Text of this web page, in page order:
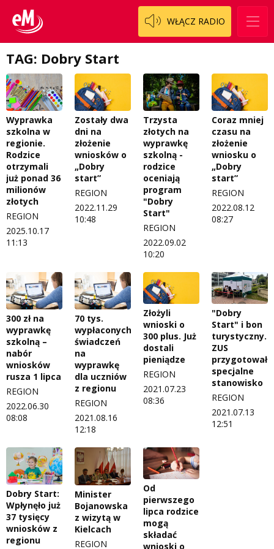
WŁĄCZ RADIO
Pacjent, którego nie zapomnę
Piąta strona świata
Prawdę mówiąc
Słowo Dnia
Tak wierzę
Weekend z blondynką
W starych Kielcach
Wszystko w temacie
Logo do pobrania
Regulamin przesyłania materiałów
Regulamin sklepu internetowego
Regulamin darowizn
Regulamin konkursu Zwierzak naszej klasy
Polityka prywatności
ZNAJDZIESZ NAS TAKŻE NA
TAG: Dobry Start
Wyprawka
szkolna w
regionie.
Rodzice
otrzymali
już ponad 36
milionów
złotych
REGION
2025.10.17
11:13
Zostały dwa
dni na
złożenie
wniosków o
„Dobry
start”
REGION
2022.11.29
10:48
Trzysta
złotych na
wyprawkę
szkolną -
rodzice
oceniają
program
"Dobry
Start"
REGION
2022.09.02
10:20
Coraz mniej
czasu na
złożenie
wniosku o
„Dobry
start”
REGION
2022.08.12
08:27
300 zł na
wyprawkę
szkolną –
nabór
wniosków
rusza 1 lipca
REGION
2022.06.30
08:08
70 tys.
wypłaconych
świadczeń
na
wyprawkę
dla uczniów
z regionu
REGION
2021.08.16
12:18
Złożyli
wnioski o
300 plus. Już
dostali
pieniądze
REGION
2021.07.23
08:36
"Dobry
Start" i bon
turystyczny.
ZUS
przygotował
specjalne
stanowisko
REGION
2021.07.13
12:51
Dobry Start:
Wpłynęło już
37 tysięcy
wniosków z
regionu
Minister
Bojanowska
z wizytą w
Kielcach
REGION
Od
pierwszego
lipca rodzice
mogą
składać
wnioski o